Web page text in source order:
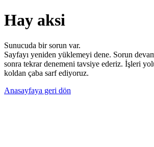
Hay aksi
Sunucuda bir sorun var.
Sayfayı yeniden yüklemeyi dene. Sorun
sonra tekrar denemeni tavsiye ederiz. İşleri
koldan çaba sarf ediyoruz.
Anasayfaya geri dön